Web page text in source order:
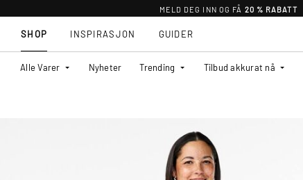
MELD DEG INN OG FÅ 20 % RABATT
SHOP
Alle Varer Nyheter Trending Tilbud akkurat nå
INSPIRASJON GUIDER